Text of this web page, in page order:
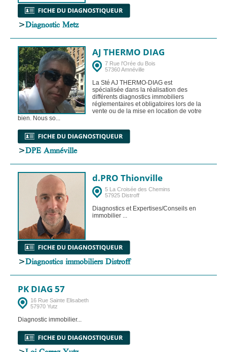
>Diagnostic Metz
AJ THERMO DIAG
7 Rue l'Orée du Bois
57360 Amnéville
La Sté AJ THERMO-DIAG est
spécialisée dans la réalisation des
différents diagnostics immobiliers
réglementaires et obligatoires lors de la
vente ou de la mise en location de votre
bien. Nous so...
>DPE Amnéville
d.PRO Thionville
5 La Croisée des Chemins
57925 Distroff
Diagnostics et Expertises/Conseils en
immobilier ...
>Diagnostics immobiliers Distroff
PK DIAG 57
16 Rue Sainte Elisabeth
57970 Yutz
Diagnostic immobilier...